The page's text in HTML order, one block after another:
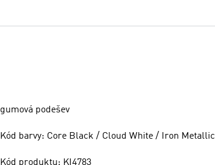
gumová podešev
Kód barvy: Core Black / Cloud White / Iron Metallic
Kód produktu: KI4783